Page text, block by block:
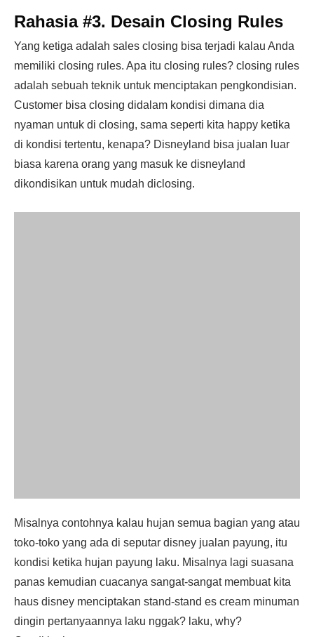
Rahasia #3. Desain Closing Rules
Yang ketiga adalah sales closing bisa terjadi kalau Anda
memiliki closing rules. Apa itu closing rules? closing rules
adalah sebuah teknik untuk menciptakan pengkondisian.
Customer bisa closing didalam kondisi dimana dia
nyaman untuk di closing, sama seperti kita happy ketika
di kondisi tertentu, kenapa? Disneyland bisa jualan luar
biasa karena orang yang masuk ke disneyland
dikondisikan untuk mudah diclosing.
Misalnya contohnya kalau hujan semua bagian yang atau
toko-toko yang ada di seputar disney jualan payung, itu
kondisi ketika hujan payung laku. Misalnya lagi suasana
panas kemudian cuacanya sangat-sangat membuat kita
haus disney menciptakan stand-stand es cream minuman
dingin pertanyaannya laku nggak? laku, why?